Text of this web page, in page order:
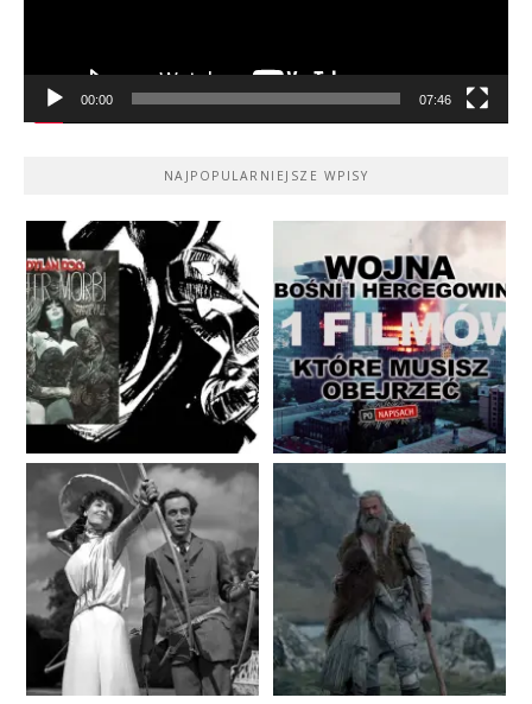
00:00 07:46
NAJPOPULARNIEJSZE WPISY